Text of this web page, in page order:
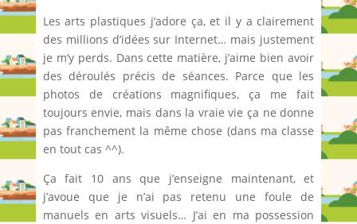
Les arts plastiques j’adore ça, et il y a clairement
des millions d’idées sur Internet… mais justement
je m’y perds. Dans cette matière, j’aime bien avoir
des déroulés précis de séances. Parce que les
photos de créations magnifiques, ça me fait
toujours envie, mais dans la vraie vie ça ne donne
pas franchement la même chose (dans ma classe
en tout cas ^^).
Ça fait 10 ans que j’enseigne maintenant, et
j’avoue que je n’ai pas retenu une foule de
manuels en arts visuels… J’ai en ma possession